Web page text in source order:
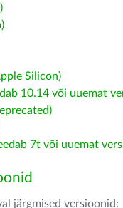
Silicon)
10.14 või uuemat
7t või uuemat
järgmised versioonid: